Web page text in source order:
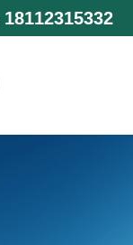
18112315332